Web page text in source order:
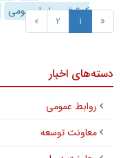
کوشش روابط عمومی
«
1
2
»
دسته‌های اخبار
روابط عمومی
معاونت توسعه